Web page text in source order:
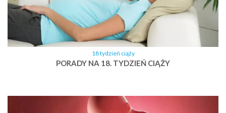
18 tydzień ciąży
PORADY NA 18. TYDZIEŃ CIĄŻY